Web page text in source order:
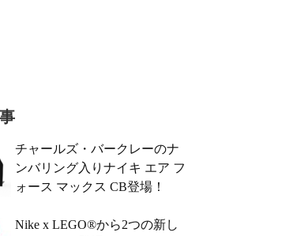
チャールズ・バークレーのナ
ンバリング入りナイキ エア フ
ォース マックス CB登場！
Nike x LEGO®から2つの新し